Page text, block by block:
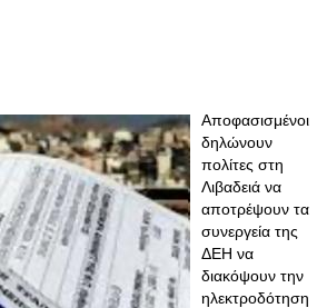
Αποφασισμένοι
δηλώνουν
πολίτες στη
Λιβαδειά να
αποτρέψουν τα
συνεργεία της
ΔΕΗ να
διακόψουν την
ηλεκτροδότηση